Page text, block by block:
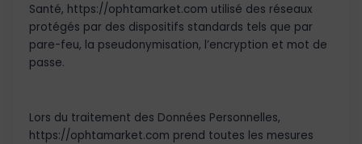
Santé, https://ophtamarket.com utilisé des réseaux
protégés par des dispositifs standards tels que par
pare-feu, la pseudonymisation, l’encryption et mot de
passe.
Lors du traitement des Données Personnelles,
https://ophtamarket.com prend toutes les mesures